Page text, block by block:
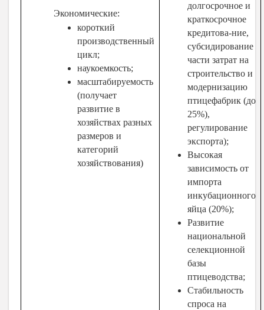
Экономические:
короткий
производственный
цикл;
наукоемкость;
масштабируемость
(получает
развитие в
хозяйствах разных
размеров и
категорий
хозяйствования)
долгосрочное и
краткосрочное
кредитова-ние,
субсидирование
части затрат на
строительство и
модернизацию
птицефабрик (до
25%),
регулирование
экспорта);
Высокая
зависимость от
импорта
инкубационного
яйца (20%);
Развитие
национальной
селекционной
базы
птицеводства;
Стабильность
спроса на